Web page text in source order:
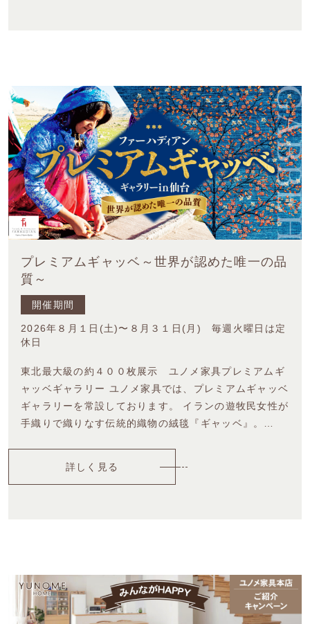
プレミアムギャッベ～世界が認めた唯一の品
質～
開催期間
2026年８月１日(土)〜８月３１日(月) 毎週火曜日は定
休日
東北最大級の約４００枚展示 ユノメ家具プレミアムギ
ャッベギャラリー ユノメ家具では、プレミアムギャッベ
ギャラリーを常設しております。 イランの遊牧民女性が
手織りで織りなす伝統的織物の絨毯『ギャッベ』。…
詳しく見る